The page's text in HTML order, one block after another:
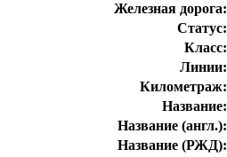
Железная дорога:
Статус:
Класс:
Линии:
Километраж:
Название:
Название (англ.):
Название (РЖД):